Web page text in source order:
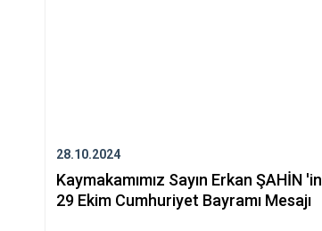
28.10.2024
Kaymakamımız Sayın Erkan ŞAHİN 'in
29 Ekim Cumhuriyet Bayramı Mesajı